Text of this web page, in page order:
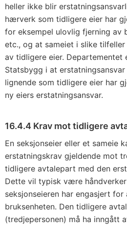
heller ikke blir
hærverk som tidligere eier har
for eksempel ulovlig fjerning av
etc., og at sameiet i slike
av tidligere eier. Departementet
Statsbygg i at
lignende som tidligere eier har
ny eiers erstatningsansvar.
16.4.4 Krav mot tidligere
En seksjonseier eller et sameie
erstatningskrav gjeldende mot
tidligere avtalepart med den
Dette vil typisk være
seksjonseieren har engasjert
bruksenheten. Den tidligere
(tredjepersonen) må ha inngått